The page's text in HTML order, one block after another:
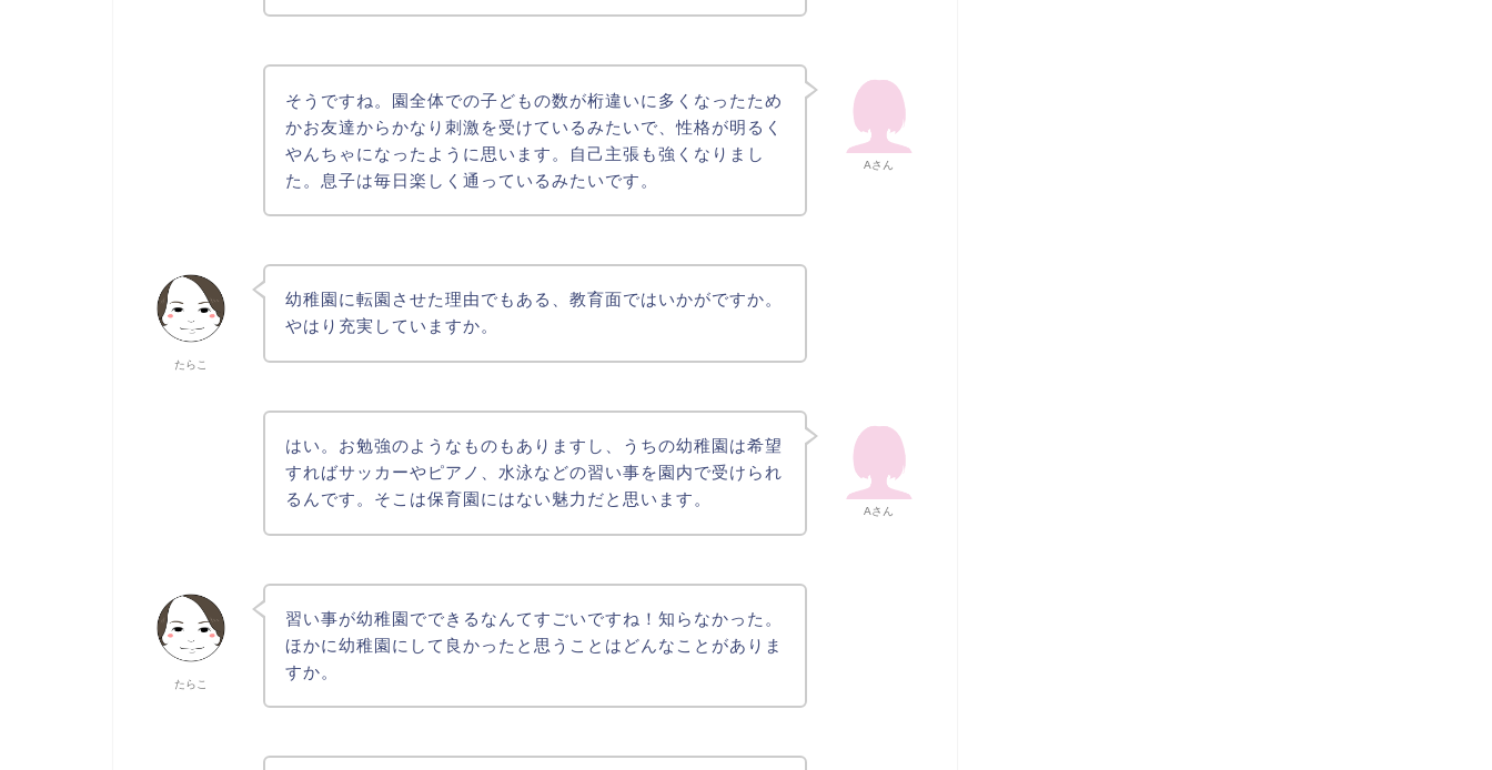
Aさん
そうですね。園全体での子どもの数が桁違いに多くなったため
かお友達からかなり刺激を受けているみたいで、性格が明るく
やんちゃになったように思います。自己主張も強くなりまし
た。息子は毎日楽しく通っているみたいです。
たらこ
幼稚園に転園させた理由でもある、教育面ではいかがですか。
やはり充実していますか。
Aさん
はい。お勉強のようなものもありますし、うちの幼稚園は希望
すればサッカーやピアノ、水泳などの習い事を園内で受けられ
るんです。そこは保育園にはない魅力だと思います。
たらこ
習い事が幼稚園でできるなんてすごいですね！知らなかった。
ほかに幼稚園にして良かったと思うことはどんなことがありま
すか。